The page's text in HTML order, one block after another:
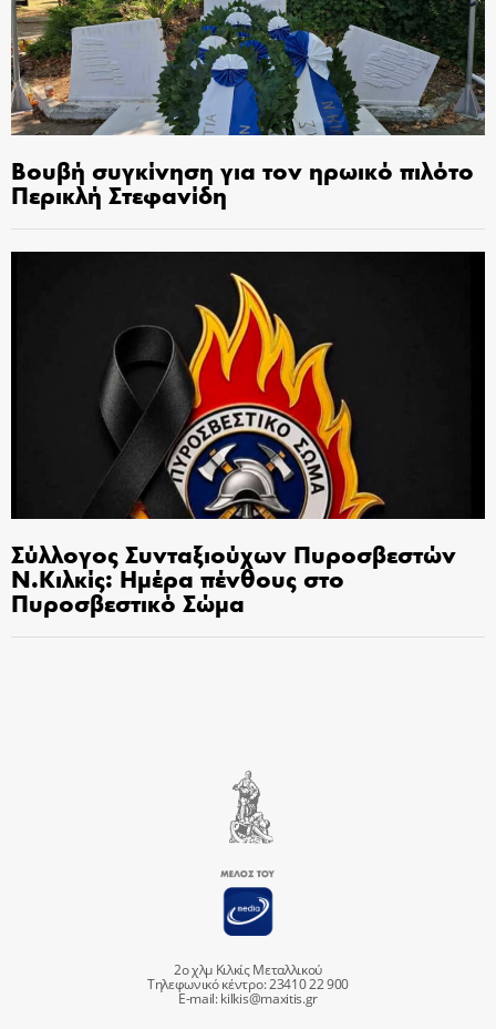
Βουβή συγκίνηση για τον ηρωικό πιλότο
Περικλή Στεφανίδη
Σύλλογος Συνταξιούχων Πυροσβεστών
Ν.Κιλκίς: Ημέρα πένθους στο
Πυροσβεστικό Σώμα
2ο χλμ Κιλκίς Μεταλλικού
Τηλεφωνικό κέντρο: 23410 22 900
E-mail:kilkis@maxitis.gr